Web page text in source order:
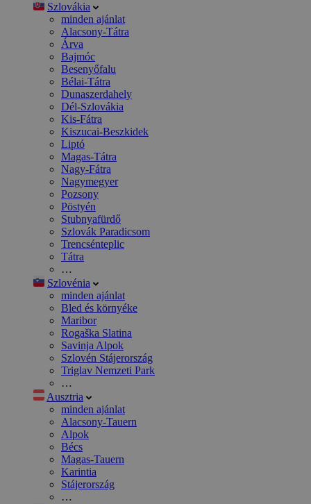
Szlovákia
minden ajánlat
Alacsony-Tátra
Árva
Bajmóc
Besenyőfalu
Bélai-Tátra
Dunaszerdahely
Dél-Szlovákia
Kis-Fátra
Kiszucai-Beszkidek
Liptó
Magas-Tátra
Nagy-Fátra
Nagymegyer
Pozsony
Pöstyén
Stubnyafürdő
Szlovák Paradicsom
Trencsénteplic
Tátra
…
Szlovénia
minden ajánlat
Bled és környéke
Maribor
Rogaška Slatina
Savinja Alpok
Szlovén Stájerország
Triglav Nemzeti Park
…
Ausztria
minden ajánlat
Alacsony-Tauern
Alpok
Bécs
Magas-Tauern
Karintia
Stájerország
…